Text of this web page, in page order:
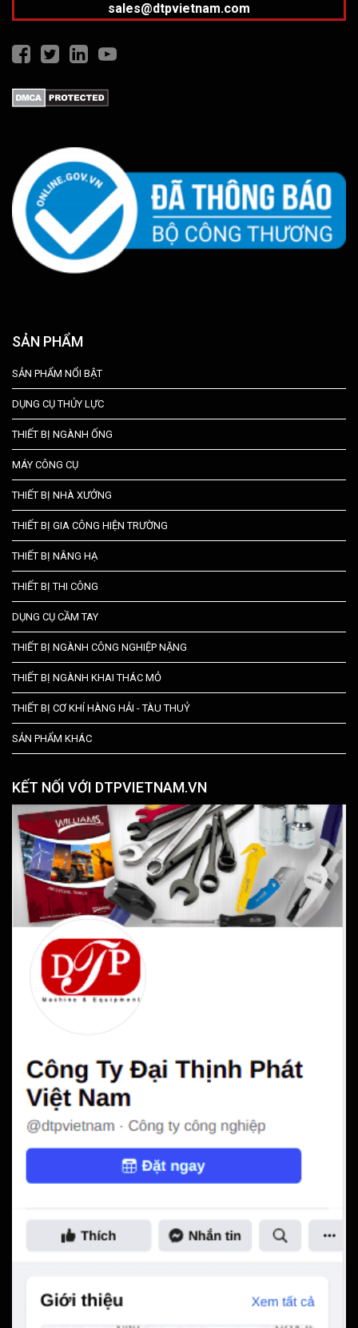
sales@dtpvietnam.com
SẢN PHẨM
SẢN PHẨM NỔI BẬT
DỤNG CỤ THỦY LỰC
THIẾT BỊ NGÀNH ỐNG
MÁY CÔNG CỤ
THIẾT BỊ NHÀ XƯỞNG
THIẾT BỊ GIA CÔNG HIỆN TRƯỜNG
THIẾT BỊ NÂNG HẠ
THIẾT BỊ THI CÔNG
DỤNG CỤ CẦM TAY
THIẾT BỊ NGÀNH CÔNG NGHIỆP NẶNG
THIẾT BỊ NGÀNH KHAI THÁC MỎ
THIẾT BỊ CƠ KHÍ HÀNG HẢI - TÀU THUỶ
SẢN PHẨM KHÁC
KẾT NỐI VỚI DTPVIETNAM.VN